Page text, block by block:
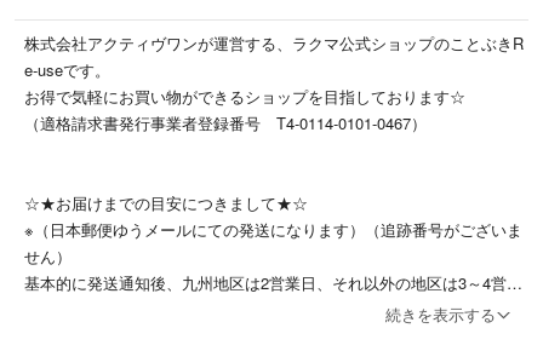
株式会社アクティヴワンが運営する、ラクマ公式ショップのことぶきR
e-useです。
お得で気軽にお買い物ができるショップを目指しております☆
（適格請求書発行事業者登録番号 T4-0114-0101-0467）
☆★お届けまでの目安につきまして★☆
※（日本郵便ゆうメールにての発送になります）（追跡番号がございま
せん）
基本的に発送通知後、九州地区は2営業日、それ以外の地区は3～4営業
続きを表示する